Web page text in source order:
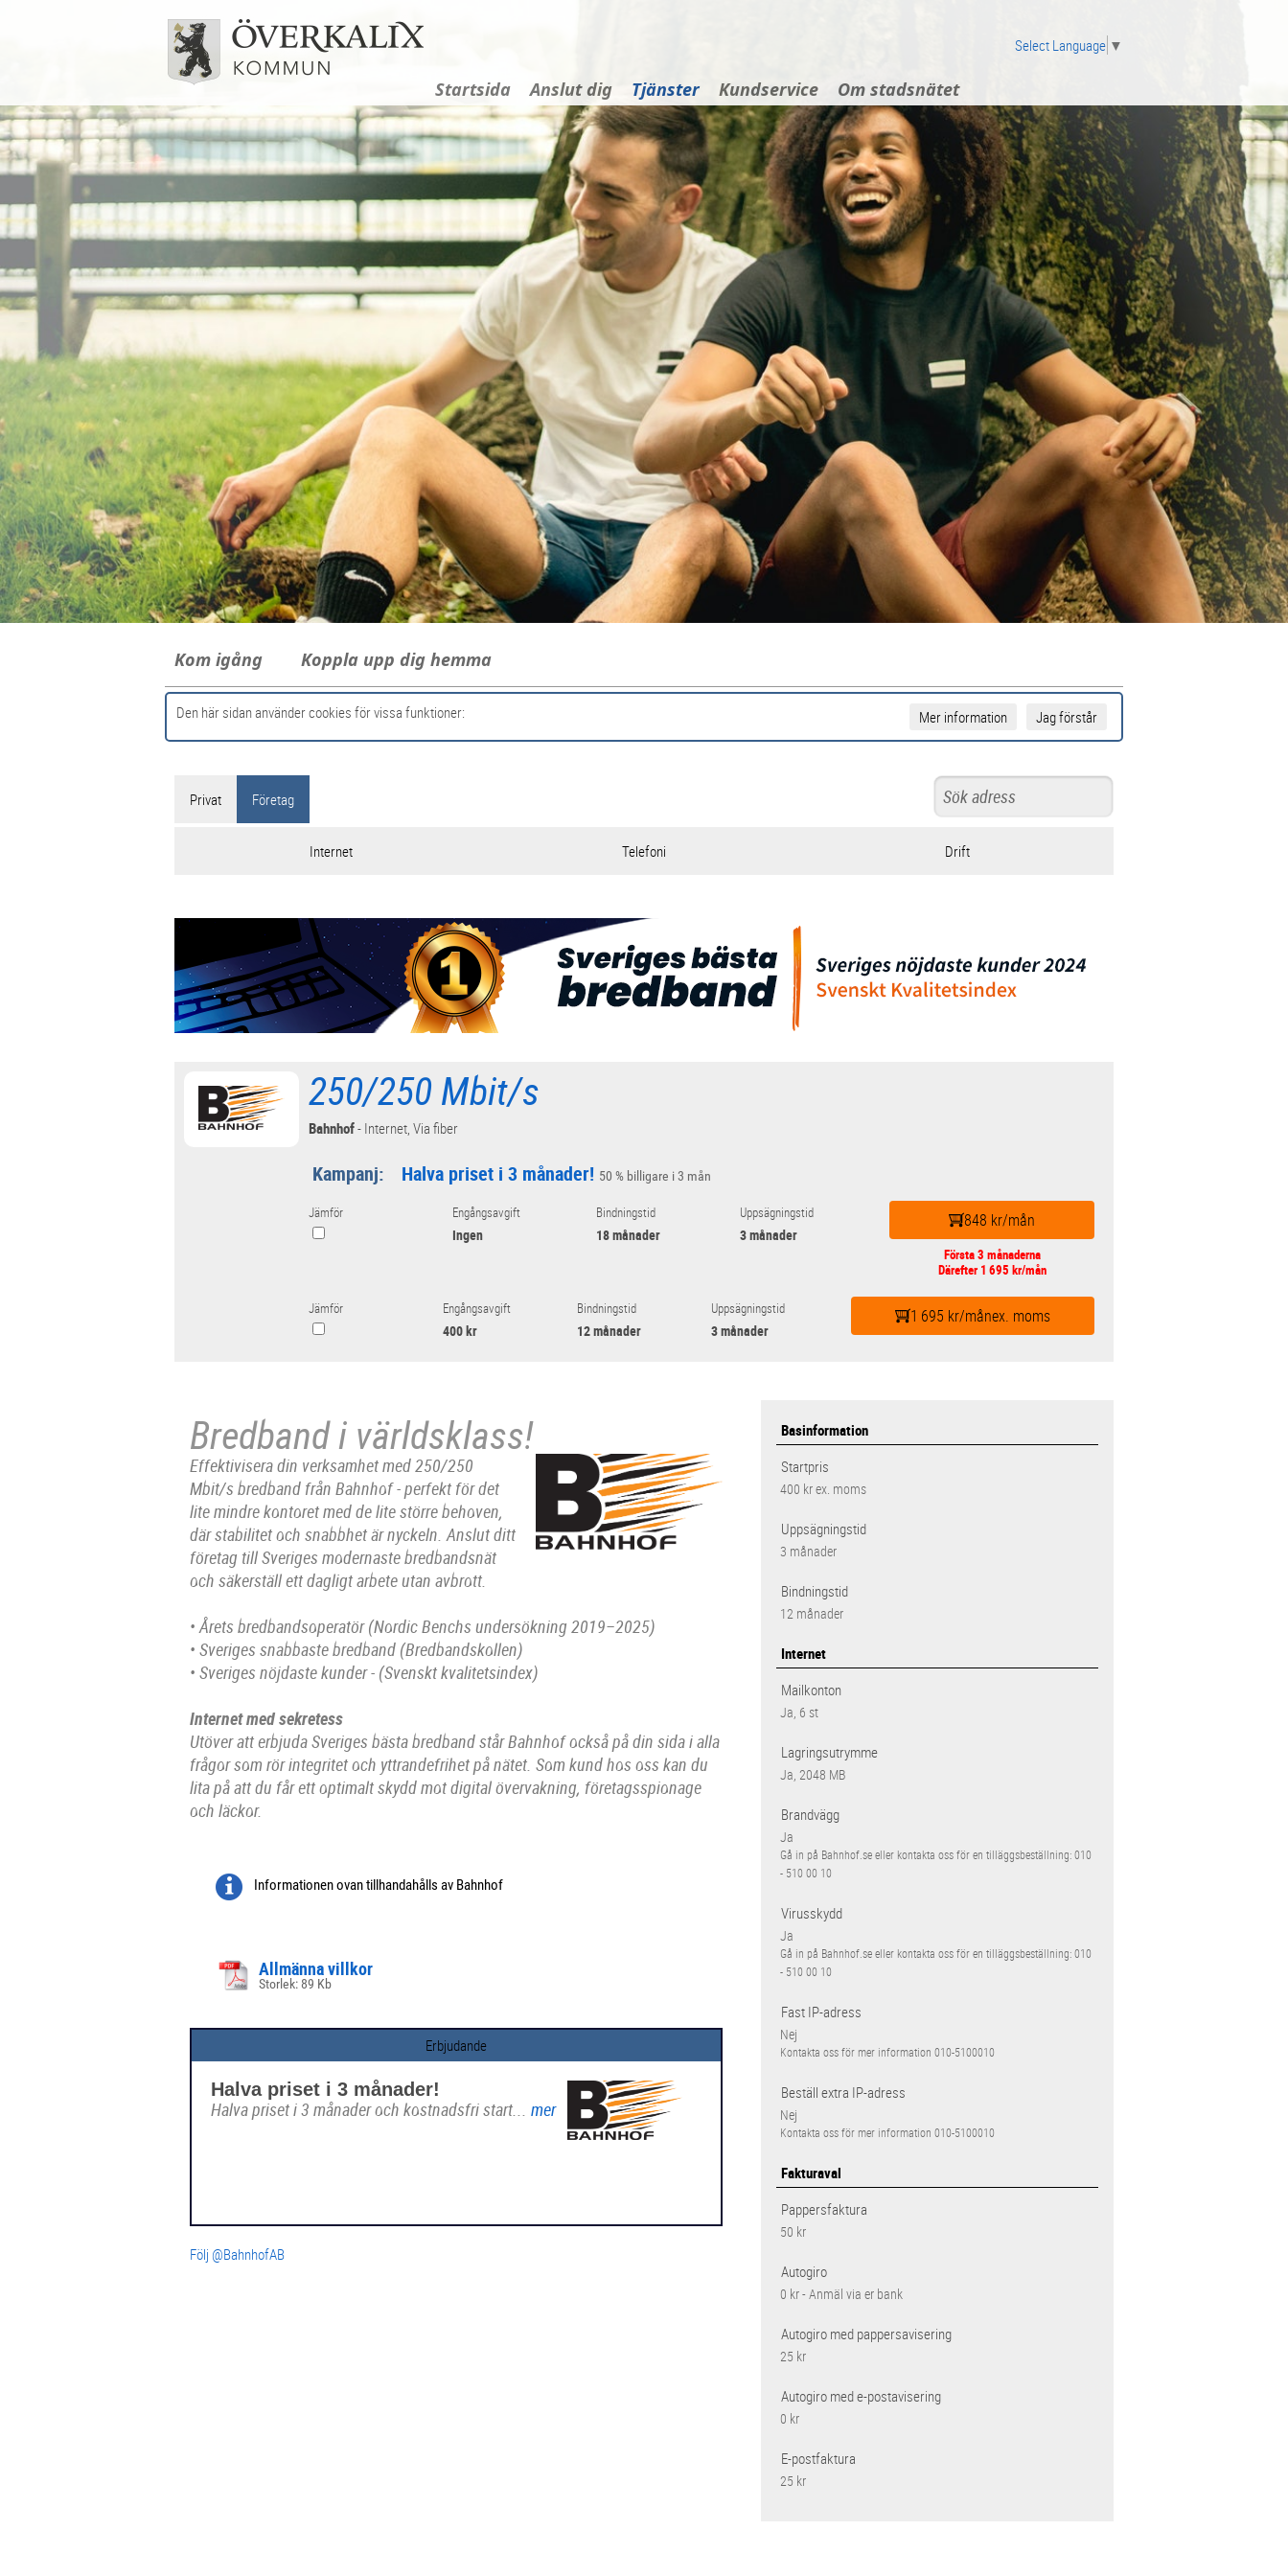
Startsida Anslut dig Tjänster Kundservice Om stadsnätet
Select Language ▼
Kom igång Koppla upp dig hemma
Den här sidan använder cookies för vissa funktioner: Jag förstår
Mer information
Privat Företag
Internet Telefoni Drift
250/250 Mbit/s
Bahnhof- Internet, Via fiber
Kampanj: Halva priset i 3 månader! 50 % billigare i 3 mån
Jämför Engångsavgift
Ingen
Bindningstid
18 månader
Uppsägningstid
3 månader
848 kr/mån
Första 3 månaderna
Därefter 1 695 kr/mån
Jämför Engångsavgift
400 kr
Bindningstid
12 månader
Uppsägningstid
3 månader
1 695 kr/månex. moms
Bredband i världsklass!
Effektivisera din verksamhet med 250/250
Mbit/s bredband från Bahnhof - perfekt för det
lite mindre kontoret med de lite större behoven,
där stabilitet och snabbhet är nyckeln. Anslut ditt
företag till Sveriges modernaste bredbandsnät
och säkerställ ett dagligt arbete utan avbrott.
• Årets bredbandsoperatör (Nordic Benchs undersökning 2019–2025)
• Sveriges snabbaste bredband (Bredbandskollen)
• Sveriges nöjdaste kunder - (Svenskt kvalitetsindex)
Internet med sekretess
Utöver att erbjuda Sveriges bästa bredband står Bahnhof också på din sida i alla
frågor som rör integritet och yttrandefrihet på nätet. Som kund hos oss kan du
lita på att du får ett optimalt skydd mot digital övervakning, företagsspionage
och läckor.
Informationen ovan tillhandahålls av Bahnhof
Allmänna villkor
Storlek: 89 Kb
Erbjudande
Halva priset i 3 månader!
Halva priset i 3 månader och kostnadsfri start... mer
Följ @BahnhofAB
Basinformation
Startpris
400 krex. moms
Uppsägningstid
3 månader
Bindningstid
12 månader
Internet
Mailkonton
Ja, 6 st
Lagringsutrymme
Ja, 2048 MB
Brandvägg
Ja
Gå in på Bahnhof.se eller kontakta oss för en tilläggsbeställning: 010
- 510 00 10
Virusskydd
Ja
Gå in på Bahnhof.se eller kontakta oss för en tilläggsbeställning: 010
- 510 00 10
Fast IP-adress
Nej
Kontakta oss för mer information 010-5100010
Beställ extra IP-adress
Nej
Kontakta oss för mer information 010-5100010
Fakturaval
Pappersfaktura
50 kr
Autogiro
0 kr - Anmäl via er bank
Autogiro med pappersavisering
25 kr
Autogiro med e-postavisering
0 kr
E-postfaktura
25 kr